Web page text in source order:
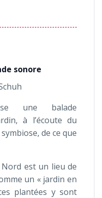
sonore
une balade
à l’écoute du
de ce que
est un lieu de
un « jardin en
plantées y sont